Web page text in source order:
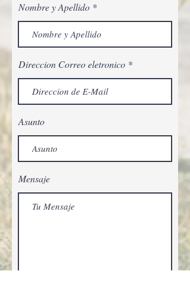
Nombre y Apellido
Direccion Correo eletronico
Asunto
Mensaje